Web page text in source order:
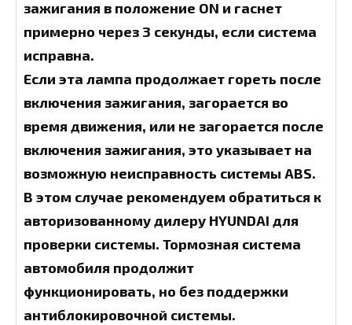
зажигания в положение ON и гаснет
примерно через 3 секунды, если система
исправна.
Если эта лампа продолжает гореть после
включения зажигания, загорается во
время движения, или не загорается после
включения зажигания, это указывает на
возможную неисправность системы ABS.
В этом случае рекомендуем обратиться к
авторизованному дилеру HYUNDAI для
проверки системы. Тормозная система
автомобиля продолжит
функционировать, но без поддержки
антиблокировочной системы.